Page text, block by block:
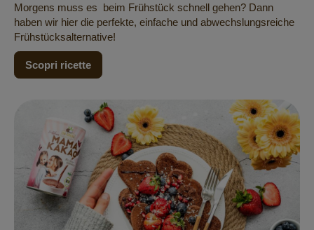
Morgens muss es beim Frühstück schnell gehen? Dann
haben wir hier die perfekte, einfache und abwechslungsreiche
Frühstücksalternative!
Scopri ricette